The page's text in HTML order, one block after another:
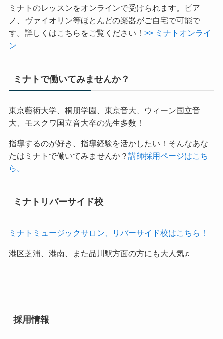
ミナトのレッスンをオンラインで受けられます。ピア
ノ、ヴァイオリン等ほとんどの楽器がご自宅で可能で
す。詳しくはこちらをご覧ください！ >> ミナトオンライ
ン
ミナトで働いてみませんか？
東京藝術大学、桐朋学園、東京音大、ウィーン国立音
大、モスクワ国立音大卒の先生多数！
指導するのが好き、指導経験を活かしたい！そんなあな
たはミナトで働いてみませんか？ 講師採用ページはこち
ら。
ミナトリバーサイド校
ミナトミュージックサロン、リバーサイド校はこちら！
港区芝浦、港南、また品川駅方面の方にも大人気♫
採用情報